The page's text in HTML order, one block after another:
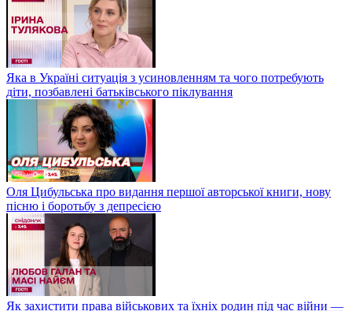
Яка в Україні ситуація з усиновленням та чого потребують
діти, позбавлені батьківського піклування
Оля Цибульська про видання першої авторської книги, нову
пісню і боротьбу з депресією
Як захистити права військових та їхніх родин під час війни —